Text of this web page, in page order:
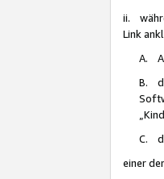
ii.
Link
A.
B.
C.
einer